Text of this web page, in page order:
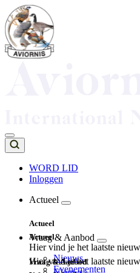
Overslaan
en
naar
de
inhoud
Top
navigation
WORD LID
Inloggen
navigation
Actueel
Actueel
Hier vind je het laatste
Nieuws
Evenementen
Actueel
Hier vind je het laatste
Vraag & Aanbod
Vraag & Aanbod